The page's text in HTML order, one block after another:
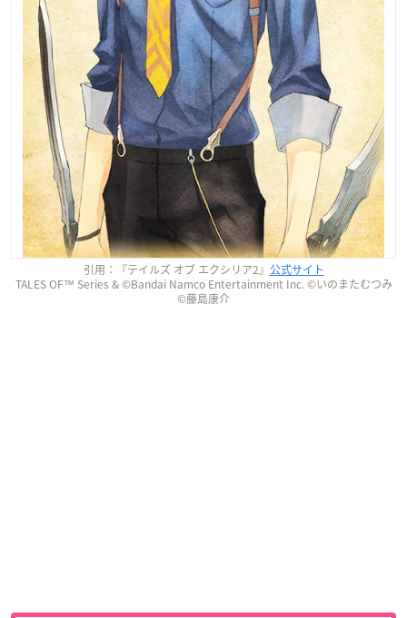
引用：『テイルズ オブ エクシリア2』 公式サイト
TALES OF™ Series & ©Bandai Namco Entertainment Inc. ©いのまたむつみ
©藤島康介